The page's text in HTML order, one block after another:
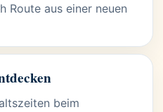
Route aus einer neuen
beim